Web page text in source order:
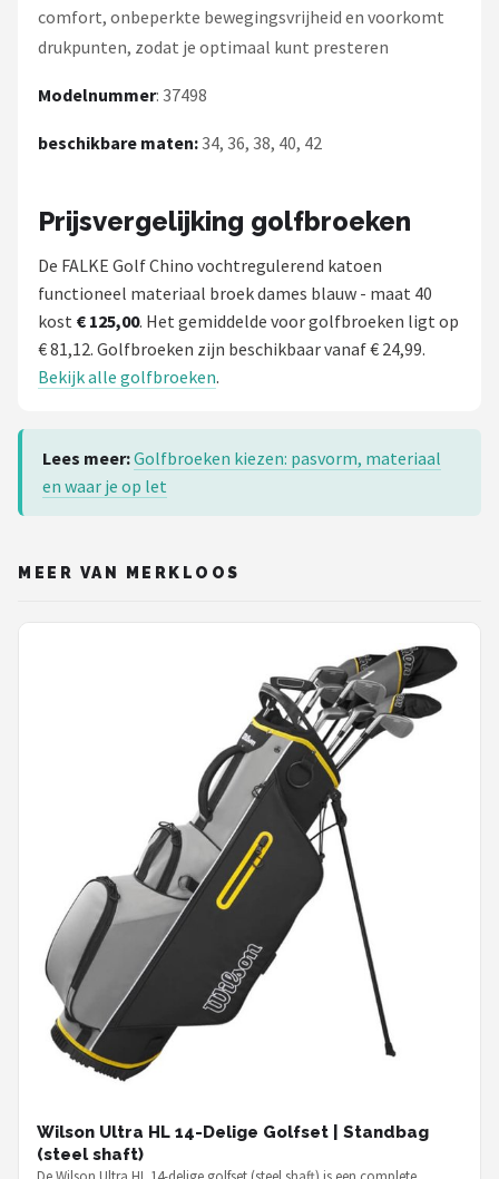
comfort, onbeperkte bewegingsvrijheid en voorkomt
drukpunten, zodat je optimaal kunt presteren
Modelnummer: 37498
beschikbare maten:34, 36, 38, 40, 42
Prijsvergelijking golfbroeken
De FALKE Golf Chino vochtregulerend katoen
functioneel materiaal broek dames blauw - maat 40
kost € 125,00. Het gemiddelde voor golfbroeken ligt op
€ 81,12. Golfbroeken zijn beschikbaar vanaf € 24,99.
Bekijk alle golfbroeken.
Lees meer:Golfbroeken kiezen: pasvorm, materiaal
en waar je op let
MEER VAN MERKLOOS
Wilson Ultra HL 14-Delige Golfset | Standbag
(steel shaft)